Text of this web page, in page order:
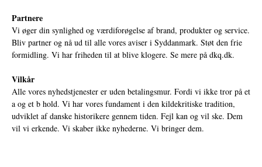
Partnere
Vi øger din synlighed og værdiforøgelse af brand, produkter og service.
Bliv partner og nå ud til alle vores aviser i Syddanmark. Støt den frie
formidling. Vi har friheden til at blive klogere. Se mere på dkq.dk.
Vilkår
Alle vores nyhedstjenester er uden betalingsmur. Fordi vi ikke tror på et
a og et b hold. Vi har vores fundament i den kildekritiske tradition,
udviklet af danske historikere gennem tiden. Fejl kan og vil ske. Dem
vil vi erkende. Vi skaber ikke nyhederne. Vi bringer dem.